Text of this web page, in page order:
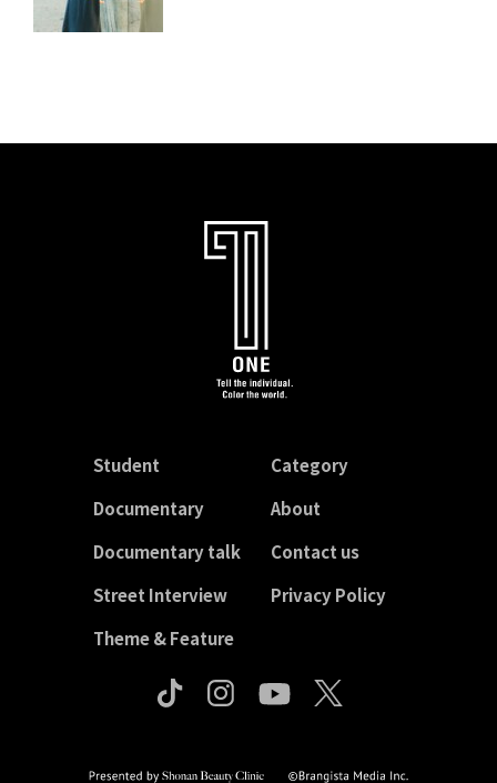
Student
Documentary
Documentary talk
Street Interview
Theme & Feature
Category
About
Contact us
Privacy Policy